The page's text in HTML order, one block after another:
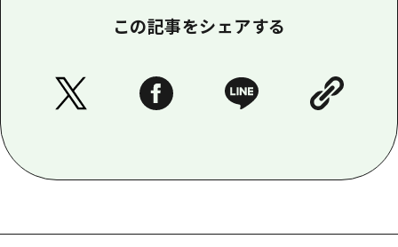
この記事をシェアする